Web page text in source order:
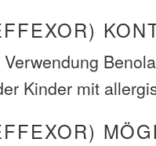
Kinder mit